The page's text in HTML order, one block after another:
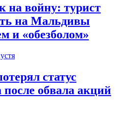
на войну: турист
на Мальдивы
и «обезболом»
статус
после обвала акций